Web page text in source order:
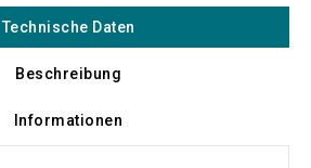
Technische Daten
Beschreibung
Informationen